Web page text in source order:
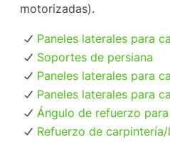
motorizadas).
Paneles laterales para
Soportes de persiana
Paneles laterales para
Paneles laterales para
Ángulo de refuerzo
Refuerzo de